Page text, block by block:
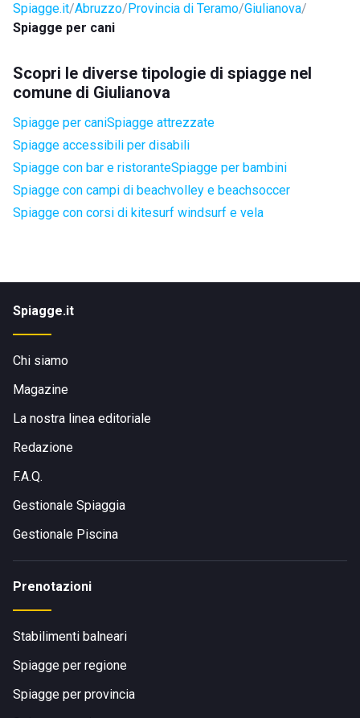
Spiagge.it Abruzzo Provincia di Teramo Giulianova
Spiagge per cani
Scopri le diverse tipologie di spiagge nel
comune di Giulianova
Spiagge per caniSpiagge attrezzate
Spiagge accessibili per disabili
Spiagge con bar e ristoranteSpiagge per bambini
Spiagge con campi di beachvolley e beachsoccer
Spiagge con corsi di kitesurf windsurf e vela
Spiagge.it
Chi siamo
Magazine
La nostra linea editoriale
Redazione
F.A.Q.
Gestionale Spiaggia
Gestionale Piscina
Prenotazioni
Stabilimenti balneari
Spiagge per regione
Spiagge per provincia